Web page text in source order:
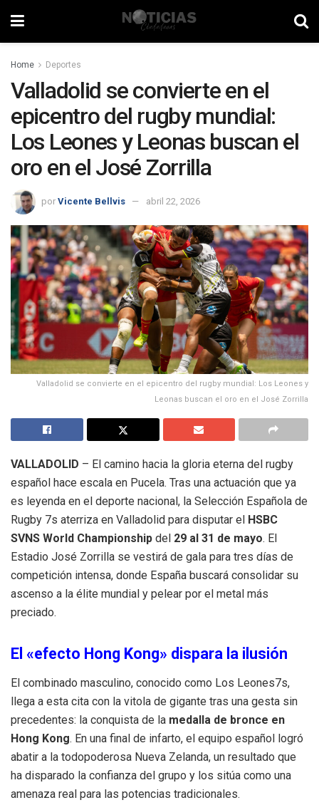
Home Deportes
Valladolid se convierte en el
epicentro del rugby mundial:
Los Leones y Leonas buscan el
oro en el José Zorrilla
por Vicente Bellvis abril 22, 2026
Valladolid se convierte en el epicentro del rugby mundial: Los Leones y
Leonas buscan el oro en el José Zorrilla
VALLADOLID – El camino hacia la gloria eterna del rugby
español hace escala en Pucela. Tras una actuación que ya
es leyenda en el deporte nacional, la Selección Española de
Rugby 7s aterriza en Valladolid para disputar el HSBC
SVNS World Championship del 29 al 31 de mayo. El
Estadio José Zorrilla se vestirá de gala para tres días de
competición intensa, donde España buscará consolidar su
ascenso a la élite mundial y pelear por el metal más
preciado.
El «efecto Hong Kong» dispara la ilusión
El combinado masculino, conocido como Los Leones7s,
llega a esta cita con la vitola de gigante tras una gesta sin
precedentes: la conquista de la medalla de bronce en
Hong Kong. En una final de infarto, el equipo español logró
abatir a la todopoderosa Nueva Zelanda, un resultado que
ha disparado la confianza del grupo y los sitúa como una
amenaza real para las potencias tradicionales.